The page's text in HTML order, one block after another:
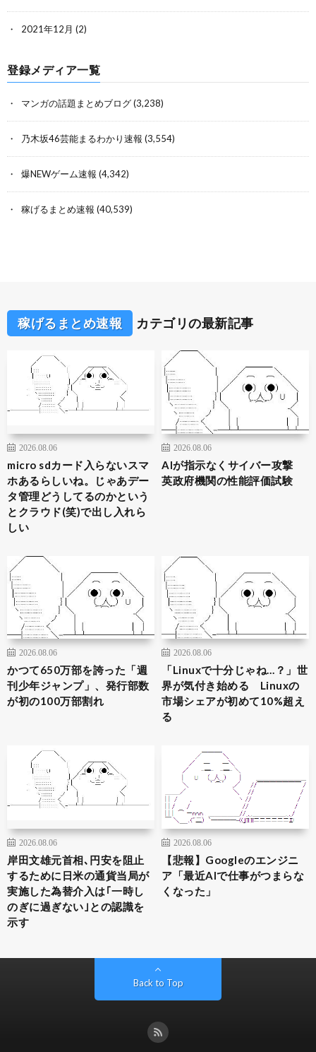
2021年12月 (2)
登録メディア一覧
マンガの話題まとめブログ(3,238)
乃木坂46芸能まるわかり速報 (3,554)
爆NEWゲーム速報 (4,342)
稼げるまとめ速報 (40,539)
稼げるまとめ速報 カテゴリの最新記事
2026.08.06
micro sdカード入らないスマ
ホあるらしいね。じゃあデー
タ管理どうしてるのかという
とクラウド(笑)で出し入れら
しい
2026.08.06
AIが指示なくサイバー攻撃
英政府機関の性能評価試験
2026.08.06
かつて650万部を誇った「週
刊少年ジャンプ」、発行部数
が初の100万部割れ
2026.08.06
「Linuxで十分じゃね…？」世
界が気付き始める Linuxの
市場シェアが初めて10%超え
る
2026.08.06
岸田文雄元首相､円安を阻止
するために日米の通貨当局が
実施した為替介入は｢一時し
のぎに過ぎない｣との認識を
示す
2026.08.06
【悲報】Googleのエンジニ
ア「最近AIで仕事がつまらな
くなった」
Back to Top